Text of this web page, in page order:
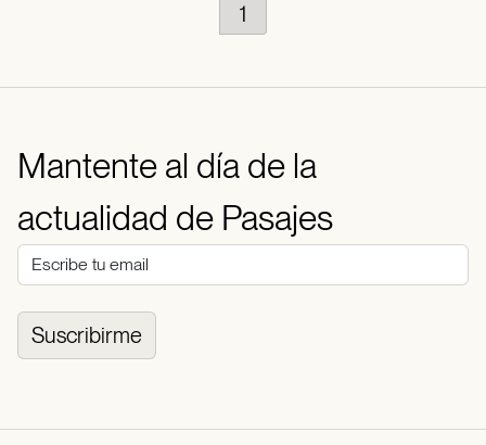
1
Mantente al día de la
actualidad de Pasajes
Suscribirme